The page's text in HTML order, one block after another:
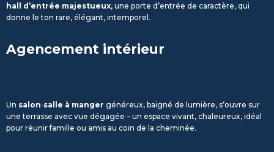
hall d’entrée majestueux, une porte d’entrée de caractère, qui
donne le ton rare, élégant, intemporel.
Agencement intérieur
Un salon‑salle à manger généreux, baigné de lumière, s’ouvre sur
une terrasse avec vue dégagée – un espace vivant, chaleureux, idéal
pour réunir famille ou amis au coin de la cheminée.